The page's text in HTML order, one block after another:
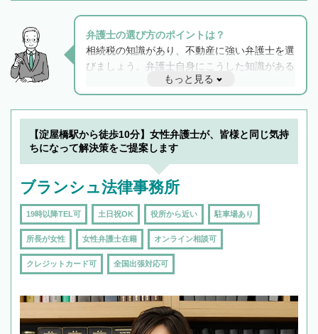
弁護士の選び方のポイントは？
相続税の知識があり、不動産に強い弁護士を選
びましょう。弁護士自身にこうした知識がある
と他士業との連携もスムーズに進み、トラブル
解決のみならず相続をトータルで任せることが
できます。また、相続は感情がからむ分野なの
でフィーリングも重要です。実際に電話や面談
で複数の弁護士と会話をしてウマが合う方に依
もっと見る
【淀屋橋駅から徒歩10分】女性弁護士が、皆様と同じ気持
ちになって解決策をご提案します
ブランシュ法律事務所
19時以降TEL可 土日祝OK 役所から近い 駐車場あり
所長が女性 女性弁護士在籍 オンライン相談可
クレジットカード可 全国出張対応可